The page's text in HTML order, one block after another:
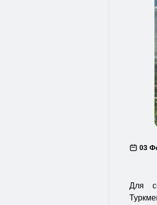
03
Для